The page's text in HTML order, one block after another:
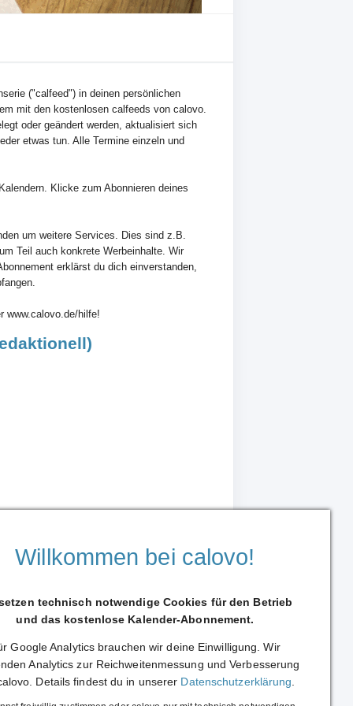
("calfeed") in deinen persönlichen
mit den kostenlosen calfeeds von calovo.
oder geändert werden, aktualisiert sich
etwas tun. Alle Termine einzeln und
Klicke zum Abonnieren deines
um weitere Services. Dies sind z.B.
Teil auch konkrete Werbeinhalte. Wir
erklärst du dich einverstanden,
www.calovo.de/hilfe!
Weiterleiten
Willkommen bei calovo!
technisch notwendige Cookies für den Betrieb
und das kostenlose Kalender-Abonnement.
Google Analytics brauchen wir deine Einwilligung. Wir
Analytics zur Reichweitenmessung und Verbesserung
Details findest du in unserer Datenschutzerklärung